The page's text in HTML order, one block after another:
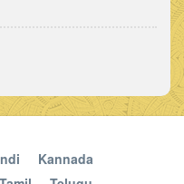
Kannada